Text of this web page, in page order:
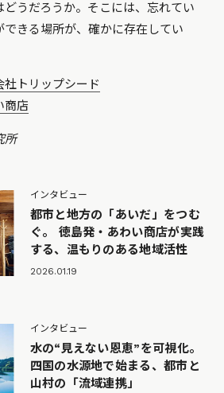
うだろうか。そこには、忘れてい
きる場所が、確かに存在してい
社トリップシード
商店
所
インタビュー
都市と地方の「あいだ」をつむ
ぐ。 徳島発・あわい商店が実践
する、温もりのある地域活性
2026.01.19
インタビュー
水の“見えない恩恵”を可視化。
四国の水源地で始まる、都市と
山村の「流域連携」